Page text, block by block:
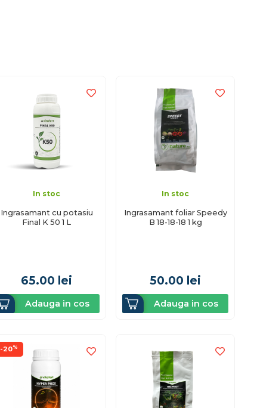
In stoc
Ingrasamant cu potasiu
Final K 50 1 L
65.00 lei
Adauga in cos
In stoc
Ingrasamant foliar Speedy
B 18-18-18 1 kg
50.00 lei
Adauga in cos
-20%